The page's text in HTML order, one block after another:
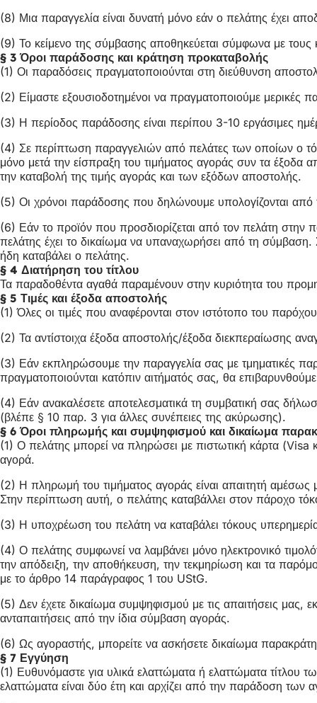
(8) Μια παραγγελία είναι δυνατή μόνο εάν ο πελάτης έχει
(9) Το κείμενο της σύμβασης αποθηκεύεται σύμφωνα με
§ 3 Όροι παράδοσης και κράτηση προκαταβολής
(1) Οι παραδόσεις πραγματοποιούνται στη διεύθυνση
(2) Είμαστε εξουσιοδοτημένοι να πραγματοποιούμε μερικές
(3) Η περίοδος παράδοσης είναι περίπου 3-10 εργάσιμες
(4) Σε περίπτωση παραγγελιών από πελάτες των οποίων ο
μόνο μετά την είσπραξη του τιμήματος αγοράς συν τα
την καταβολή της τιμής αγοράς και των εξόδων αποστολής.
(5) Οι χρόνοι παράδοσης που δηλώνουμε υπολογίζονται
(6) Εάν το προϊόν που προσδιορίζεται από τον πελάτη
πελάτης έχει το δικαίωμα να υπαναχωρήσει από τη
ήδη καταβάλει ο πελάτης.
§ 4 Διατήρηση του τίτλου
Τα παραδοθέντα αγαθά παραμένουν στην κυριότητα του
§ 5 Τιμές και έξοδα αποστολής
(1) Όλες οι τιμές που αναφέρονται στον ιστότοπο του
(2) Τα αντίστοιχα έξοδα αποστολής/έξοδα διεκπεραίωσης
(3) Εάν εκπληρώσουμε την παραγγελία σας με τμηματικές
πραγματοποιούνται κατόπιν αιτήματός σας, θα
(4) Εάν ανακαλέσετε αποτελεσματικά τη συμβατική σας
(βλέπε § 10 παρ. 3 για άλλες συνέπειες της ακύρωσης).
§ 6 Όροι πληρωμής και συμψηφισμού και δικαίωμα
(1) Ο πελάτης μπορεί να πληρώσει με πιστωτική κάρτα
αγορά.
(2) Η πληρωμή του τιμήματος αγοράς είναι απαιτητή
Στην περίπτωση αυτή, ο πελάτης καταβάλλει στον πάροχο
(3) Η υποχρέωση του πελάτη να καταβάλει τόκους
(4) Ο πελάτης συμφωνεί να λαμβάνει μόνο ηλεκτρονικό
την απόδειξη, την αποθήκευση, την τεκμηρίωση και τα
με το άρθρο 14 παράγραφος 1 του UStG.
(5) Δεν έχετε δικαίωμα συμψηφισμού με τις απαιτήσεις μας,
ανταπαιτήσεις από την ίδια σύμβαση αγοράς.
(6) Ως αγοραστής, μπορείτε να ασκήσετε δικαίωμα
§ 7 Εγγύηση
(1) Ευθυνόμαστε για υλικά ελαττώματα ή ελαττώματα
ελαττώματα είναι δύο έτη και αρχίζει από την παράδοση των